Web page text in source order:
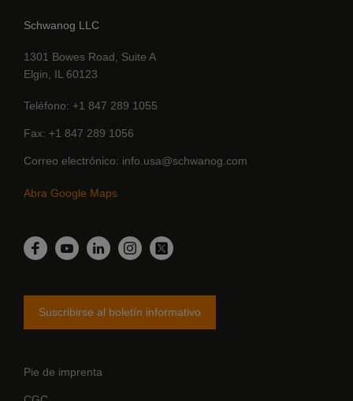
Schwanog LLC
1301 Bowes Road, Suite A
Elgin, IL 60123
Teléfono +1 847 289 1055
Fax +1 847 289 1056
Correo electrónico info.usa@schwanog.com
Abra Google Maps
Facebook
YouTubeLinkedinInstagram
Twitter
Suscribirse al boletín informativo
Pie de imprenta